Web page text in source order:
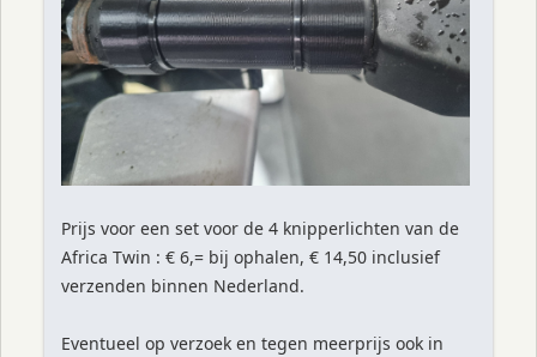
Prijs voor een set voor de 4 knipperlichten van de
Africa Twin : € 6,= bij ophalen, € 14,50 inclusief
verzenden binnen Nederland.
Eventueel op verzoek en tegen meerprijs ook in